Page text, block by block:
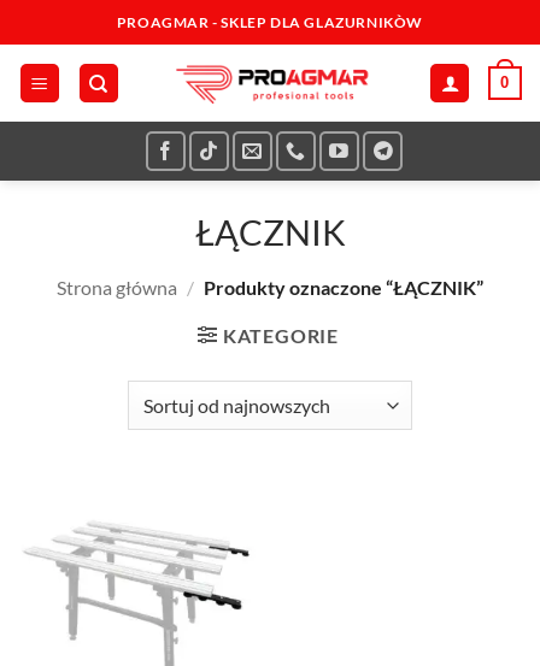
do
zawartości
PROAGMAR - SKLEP DLA GLAZURNIKÒW
0
ŁĄCZNIK
Strona główna / Produkty oznaczone “ŁĄCZNIK”
KATEGORIE